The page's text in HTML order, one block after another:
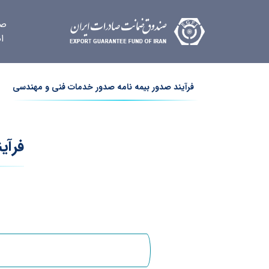
فرآیند صدور بیمه نامه صدور خدمات فنی و مهندسی